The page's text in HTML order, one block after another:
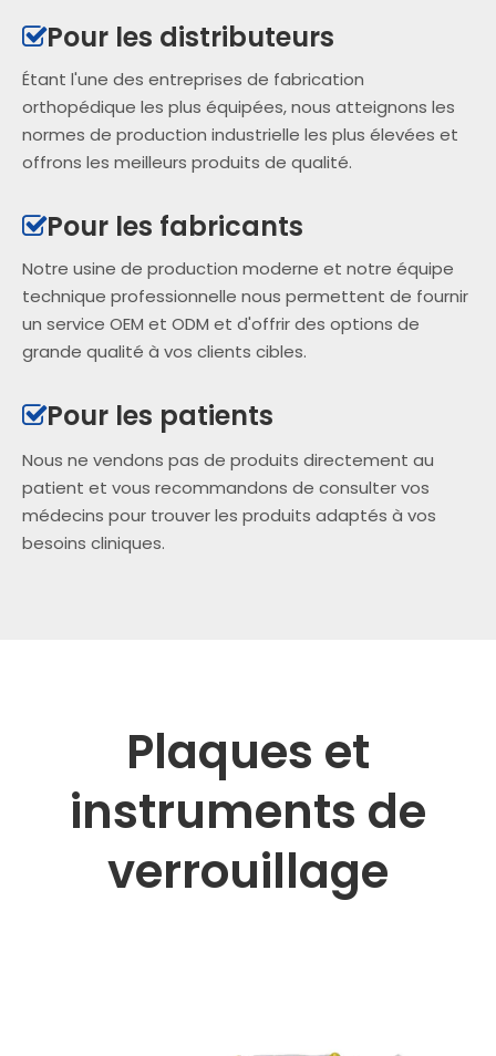
Pour les distributeurs
Étant l'une des entreprises de fabrication
orthopédique les plus équipées, nous atteignons les
normes de production industrielle les plus élevées et
offrons les meilleurs produits de qualité.
Pour les fabricants
Notre usine de production moderne et notre équipe
technique professionnelle nous permettent de fournir
un service OEM et ODM et d'offrir des options de
grande qualité à vos clients cibles.
Pour les patients
Nous ne vendons pas de produits directement au
patient et vous recommandons de consulter vos
médecins pour trouver les produits adaptés à vos
besoins cliniques.
Plaques et
instruments de
verrouillage